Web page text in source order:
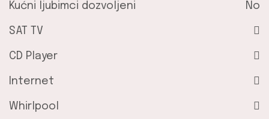
Kućni ljubimci dozvoljeni No
SAT TV
CD Player
Internet
Whirlpool